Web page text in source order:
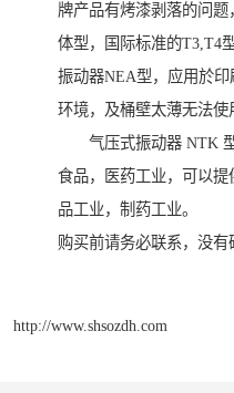
牌产品有烤漆剥落的问
体型，国际标准的T3,T4
振动器NEA型，应用於
环境，及桶壁太薄无法使
气压式振动器 NTK 型
食品，医药工业，可以
品工业，制药工业。
购买前请务必联系，没有
http://www.shsozdh.com